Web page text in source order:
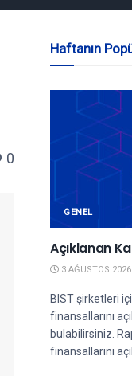
0
Haftanın
GENEL
Açıklanan
3 AĞUSTOS 2026
BIST şirketleri
finansallarını
bulabilirsiniz.
finansallarını